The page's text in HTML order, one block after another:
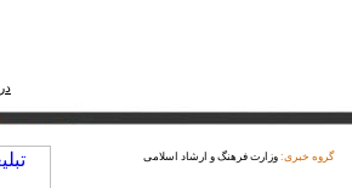
گروه خبری: وزارت فرهنگ و ارشاد اسلامی